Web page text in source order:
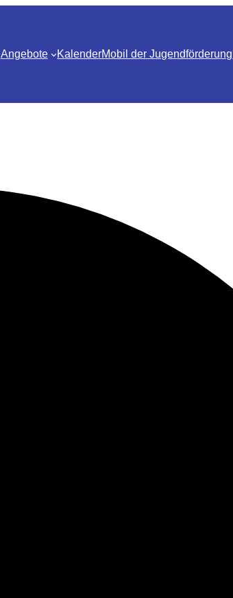
Angebote KalenderMobil der Jugendförderung